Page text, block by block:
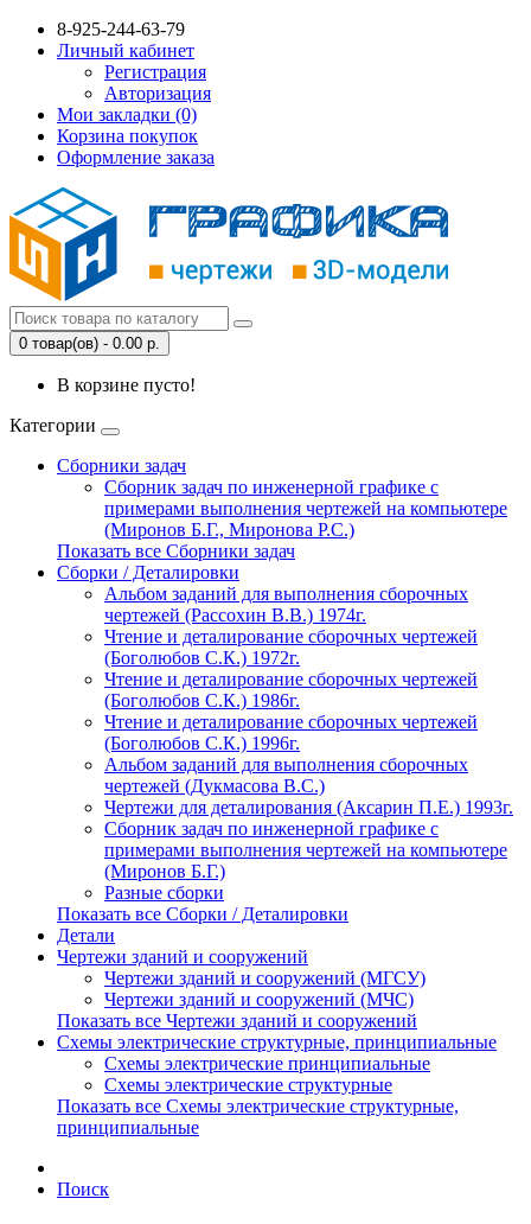
8-925-244-63-79
Личный кабинет
Регистрация
Авторизация
Мои закладки (0)
Корзина покупок
Оформление заказа
0 товар(ов) - 0.00 р.
В корзине пусто!
Категории
Сборники задач
Сборник задач по инженерной графике с
примерами выполнения чертежей на компьютере
(Миронов Б.Г., Миронова Р.С.)
Показать все Сборники задач
Сборки / Деталировки
Альбом заданий для выполнения сборочных
чертежей (Рассохин В.В.) 1974г.
Чтение и деталирование сборочных чертежей
(Боголюбов С.К.) 1972г.
Чтение и деталирование сборочных чертежей
(Боголюбов С.К.) 1986г.
Чтение и деталирование сборочных чертежей
(Боголюбов С.К.) 1996г.
Альбом заданий для выполнения сборочных
чертежей (Дукмасова В.С.)
Чертежи для деталирования (Аксарин П.Е.) 1993г.
Сборник задач по инженерной графике с
примерами выполнения чертежей на компьютере
(Миронов Б.Г.)
Разные сборки
Показать все Сборки / Деталировки
Детали
Чертежи зданий и сооружений
Чертежи зданий и сооружений (МГСУ)
Чертежи зданий и сооружений (МЧС)
Показать все Чертежи зданий и сооружений
Схемы электрические структурные, принципиальные
Схемы электрические принципиальные
Схемы электрические структурные
Показать все Схемы электрические структурные,
принципиальные
Поиск